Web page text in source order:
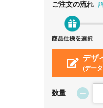
ご注文の流れ
デザ
(デー
数量